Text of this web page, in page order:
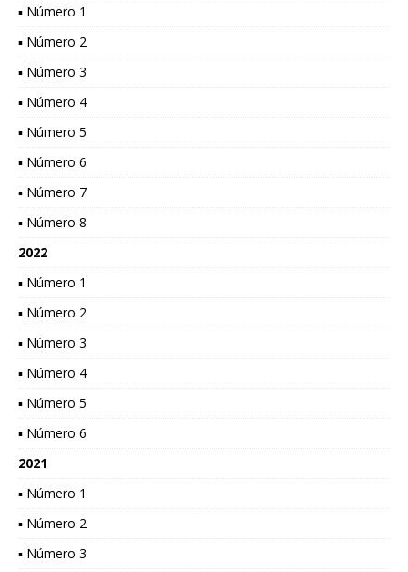
▪ Número 1
▪ Número 2
▪ Número 3
▪ Número 4
▪ Número 5
▪ Número 6
▪ Número 7
▪ Número 8
2022
▪ Número 1
▪ Número 2
▪ Número 3
▪ Número 4
▪ Número 5
▪ Número 6
2021
▪ Número 1
▪ Número 2
▪ Número 3